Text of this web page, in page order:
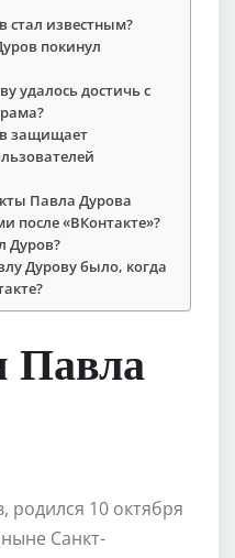
стал известным?
покинул
удалось достичь с
защищает
Павла Дурова
после «ВКонтакте»?
Дуров?
Дурову было, когда
Павла
родился 10 октября
Санкт-